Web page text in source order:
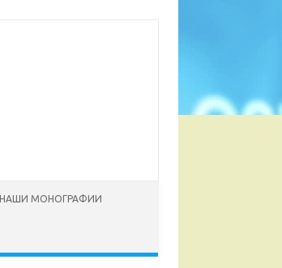
НАШИ МОНОГРАФИИ